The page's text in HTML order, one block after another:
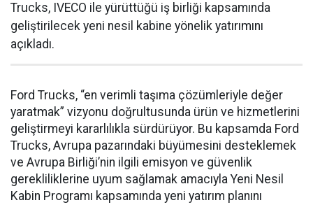
Trucks, IVECO ile yürüttüğü iş birliği kapsamında
geliştirilecek yeni nesil kabine yönelik yatırımını
açıkladı.
Ford Trucks, “en verimli taşıma çözümleriyle değer
yaratmak” vizyonu doğrultusunda ürün ve hizmetlerini
geliştirmeyi kararlılıkla sürdürüyor. Bu kapsamda Ford
Trucks, Avrupa pazarındaki büyümesini desteklemek
ve Avrupa Birliği’nin ilgili emisyon ve güvenlik
gerekliliklerine uyum sağlamak amacıyla Yeni Nesil
Kabin Programı kapsamında yeni yatırım planını